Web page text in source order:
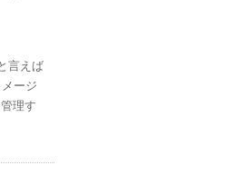
言えば
ージ
理す